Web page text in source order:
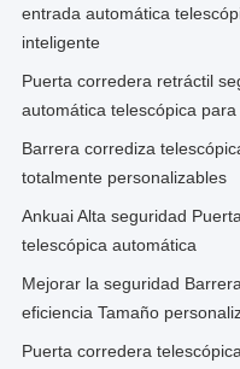
entrada automática
inteligente
Puerta corredera retráctil
automática telescópica
Barrera corrediza
totalmente personalizables
Ankuai Alta seguridad
telescópica automática
Mejorar la seguridad
eficiencia Tamaño
Puerta corredera